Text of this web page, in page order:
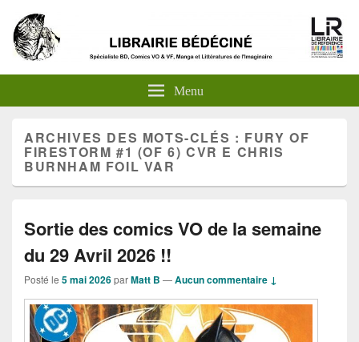
Menu
ARCHIVES DES MOTS-CLÉS : FURY OF
FIRESTORM #1 (OF 6) CVR E CHRIS
BURNHAM FOIL VAR
Sortie des comics VO de la semaine
du 29 Avril 2026 !!
Posté le 5 mai 2026parMatt B —Aucun commentaire ↓